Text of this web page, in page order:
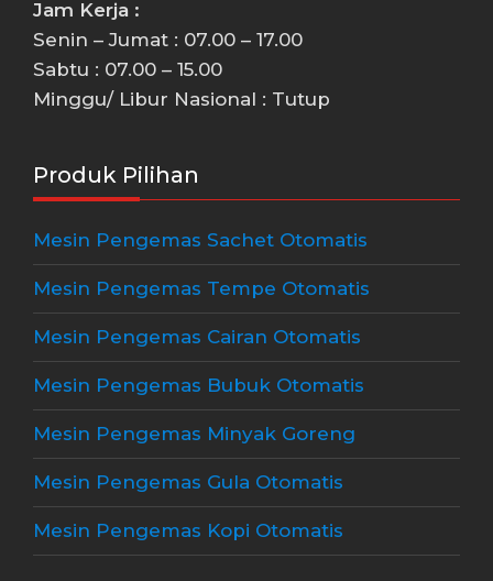
Jam Kerja :
Senin – Jumat : 07.00 – 17.00
Sabtu : 07.00 – 15.00
Minggu/ Libur Nasional : Tutup
Produk Pilihan
Mesin Pengemas Sachet Otomatis
Mesin Pengemas Tempe Otomatis
Mesin Pengemas Cairan Otomatis
Mesin Pengemas Bubuk Otomatis
Mesin Pengemas Minyak Goreng
Mesin Pengemas Gula Otomatis
Mesin Pengemas Kopi Otomatis